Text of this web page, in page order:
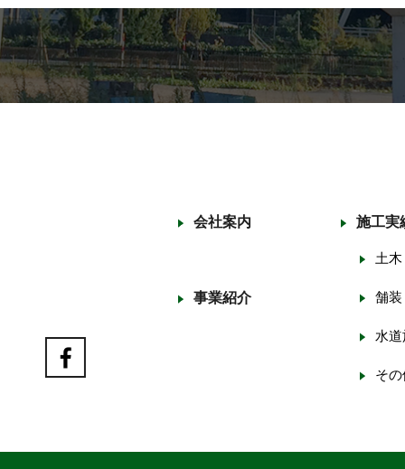
会社案内
事業紹介
施工実
土木
舗装
水
そ